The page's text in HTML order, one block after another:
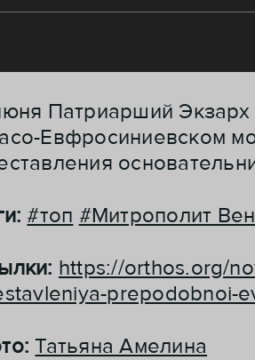
Патриарший Экзарх
Евфросиниевском
#топ #Митрополит
https://orthos.org/
prepodobnoi-
Татьяна Амелина